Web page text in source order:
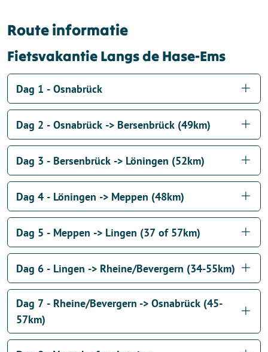
Route informatie
Fietsvakantie Langs de Hase-Ems
Dag 1 - Osnabrück
Dag 2 - Osnabrück -> Bersenbrück (49km)
Dag 3 - Bersenbrück -> Löningen (52km)
Dag 4 - Löningen -> Meppen (48km)
Dag 5 - Meppen -> Lingen (37 of 57km)
Dag 6 - Lingen -> Rheine/Bevergern (34-55km)
Dag 7 - Rheine/Bevergern -> Osnabrück (45-
57km)